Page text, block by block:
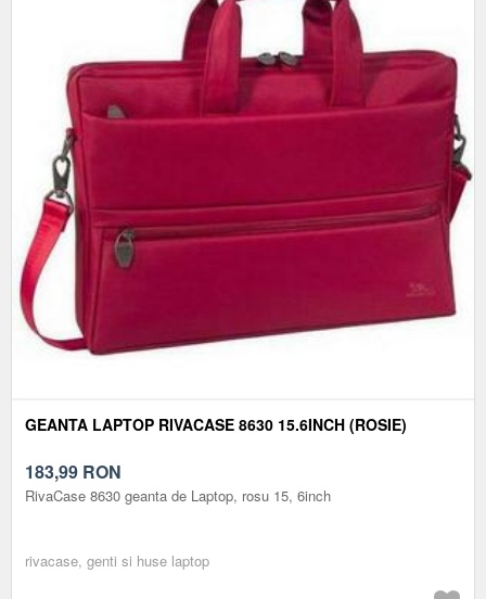
GEANTA LAPTOP RIVACASE 8630 15.6INCH (ROSIE)
183,99 RON
RivaCase 8630 geanta de Laptop, rosu 15, 6inch
rivacase, genti si huse laptop